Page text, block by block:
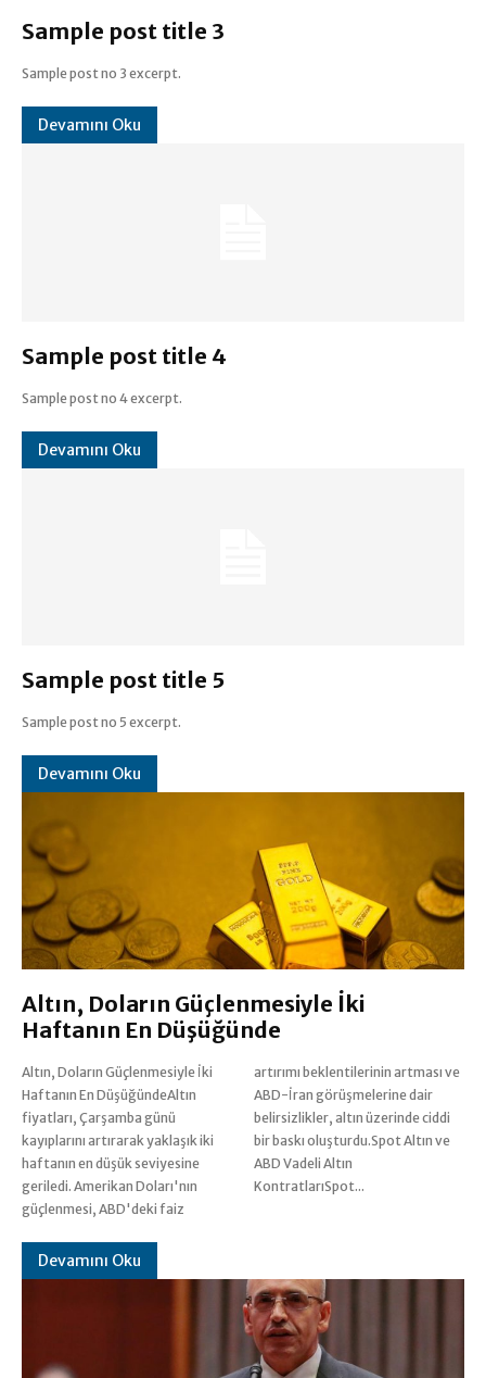
Sample post title 3
Sample post no 3 excerpt.
Devamını Oku
Sample post title 4
Sample post no 4 excerpt.
Devamını Oku
Sample post title 5
Sample post no 5 excerpt.
Devamını Oku
Altın, Doların Güçlenmesiyle İki
Haftanın En Düşüğünde
Altın, Doların Güçlenmesiyle İki
Haftanın En DüşüğündeAltın
fiyatları, Çarşamba günü
kayıplarını artırarak yaklaşık iki
haftanın en düşük seviyesine
geriledi. Amerikan Doları'nın
güçlenmesi, ABD'deki faiz
artırımı beklentilerinin artması ve
ABD-İran görüşmelerine dair
belirsizlikler, altın üzerinde ciddi
bir baskı oluşturdu.Spot Altın ve
ABD Vadeli Altın
KontratlarıSpot...
Devamını Oku